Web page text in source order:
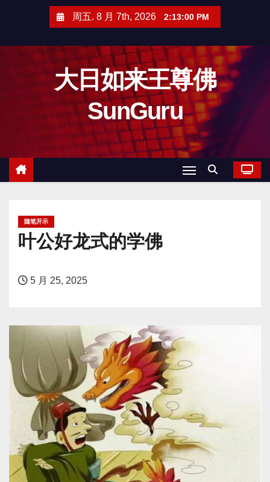
周五. 8 月 7th, 2026 2:13:01 PM
大日如来王尊佛
SunGuru
随笔开示
叶公好龙式的学佛
5 月 25, 2025